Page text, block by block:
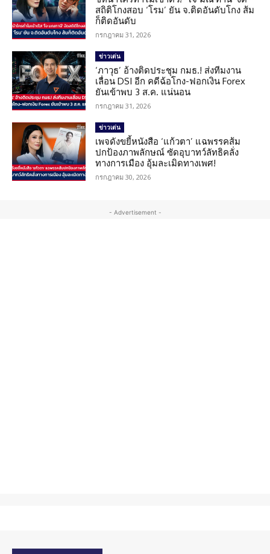
สถิติโกงสอบ ‘โรม’ ยัน จ.ติดอันดับโกง ส้ม
ก็ติดอันดับ
กรกฎาคม 31, 2026
ข่าวเด่น
‘ภาวุธ’ อ้างติดประชุม กมธ.! ส่งทีมงาน
เลื่อน DSI อีก คดีฉ้อโกง-ฟอกเงิน Forex
ยันเข้าพบ 3 ส.ค. แน่นอน
กรกฎาคม 31, 2026
ข่าวเด่น
เพจดังขยี้หนังสือ ‘แก้วตา’ แฉพรรคส้ม
ปกป้องภาพลักษณ์ ซัดอุบาทว์ลัทธิคลั่ง
ทางการเมือง อุ้มละเมิดทางเพศ!
กรกฎาคม 30, 2026
- Advertisement -